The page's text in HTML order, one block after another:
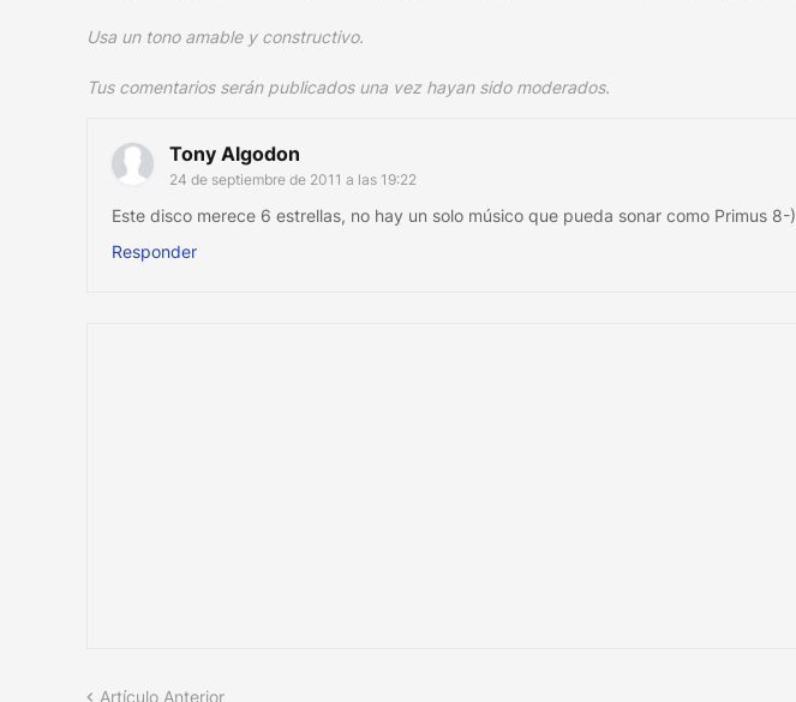
Usa un tono amable y constructivo.
Tus comentarios serán publicados una vez hayan sido moderados.
Tony Algodon
24 de septiembre de 2011 a las 19:22
Este disco merece 6 estrellas, no hay un solo músico que pueda sonar como Primus 8-)
Responder
Artículo Anterior